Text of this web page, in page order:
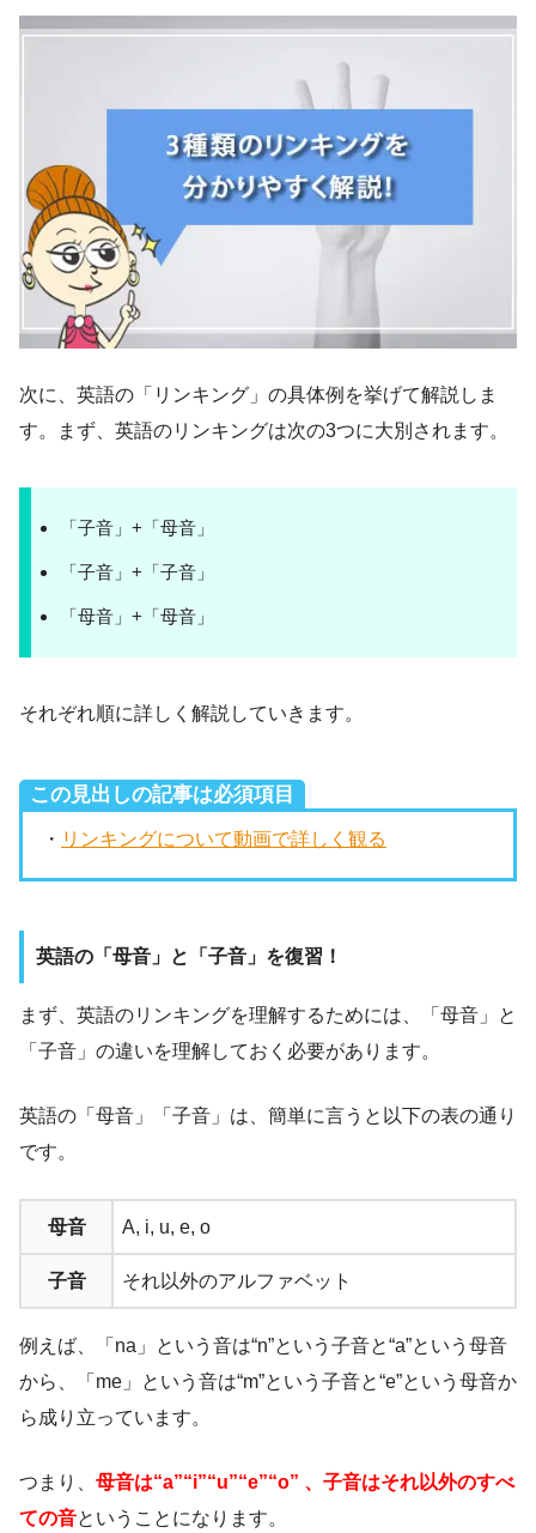
次に、英語の「リンキング」の具体例を挙げて解説しま
す。まず、英語のリンキングは次の3つに大別されます。
「子音」+「母音」
「子音」+「子音」
「母音」+「母音」
それぞれ順に詳しく解説していきます。
この見出しの記事は必須項目
・ リンキングについて動画で詳しく観る
英語の「母音」と「子音」を復習！
まず、英語のリンキングを理解するためには、「母音」と
「子音」の違いを理解しておく必要があります。
英語の「母音」「子音」は、簡単に言うと以下の表の通り
です。
母音 A, i, u, e, o
子音 それ以外のアルファベット
例えば、「na」という音は“n”という子音と“a”という母音
から、「me」という音は“m”という子音と“e”という母音か
ら成り立っています。
つまり、 母音は“a”“i”“u”“e”“o” 、子音はそれ以外のすべ
ての音ということになります。